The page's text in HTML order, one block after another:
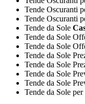
Tende Oscuranti
Tende Oscuranti
Tende da Sole
Tende da Sole
Tende da Sole
Tende da Sole
Tende da Sole
Tende da Sole
Tende da Sole
Tende da Sole per